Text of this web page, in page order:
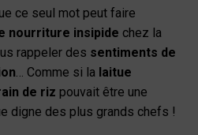
ce seul mot peut faire
nourriture insipide chez la
rappeler des sentiments de
… Comme si la laitue
de riz pouvait être une
digne des plus grands chefs !